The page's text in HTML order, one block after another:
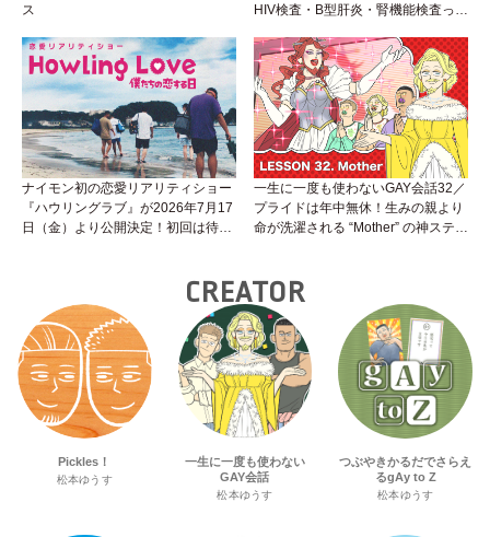
ス
HIV検査・B型肝炎・腎機能検査っ
性トーク～聞きにくいことは小堀先
生に聞けばイイ！（Vol.25）
ナイモン初の恋愛リアリティショー
『ハウリングラブ』が2026年7月17
日（金）より公開決定！初回は待望
一生に一度も使わないGAY会話32／
プライドは年中無休！生みの親より
命が洗濯される “Mother” の神ステー
CREATOR
Pickles！
松本ゆうす
一生に一度も使わない
GAY会話
松本ゆうす
つぶやきかるだでさらえ
るgAy to Z
松本ゆうす